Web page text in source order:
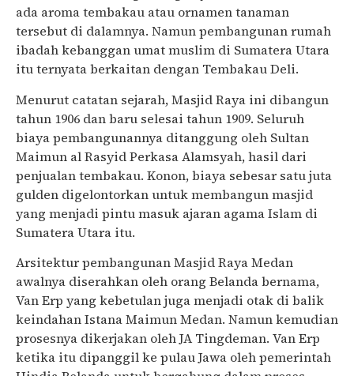
ada aroma tembakau atau ornamen tanaman
tersebut di dalamnya. Namun pembangunan rumah
ibadah kebanggan umat muslim di Sumatera Utara
itu ternyata berkaitan dengan Tembakau Deli.
Menurut catatan sejarah, Masjid Raya ini dibangun
tahun 1906 dan baru selesai tahun 1909. Seluruh
biaya pembangunannya ditanggung oleh Sultan
Maimun al Rasyid Perkasa Alamsyah, hasil dari
penjualan tembakau. Konon, biaya sebesar satu juta
gulden digelontorkan untuk membangun masjid
yang menjadi pintu masuk ajaran agama Islam di
Sumatera Utara itu.
Arsitektur pembangunan Masjid Raya Medan
awalnya diserahkan oleh orang Belanda bernama,
Van Erp yang kebetulan juga menjadi otak di balik
keindahan Istana Maimun Medan. Namun kemudian
prosesnya dikerjakan oleh JA Tingdeman. Van Erp
ketika itu dipanggil ke pulau Jawa oleh pemerintah